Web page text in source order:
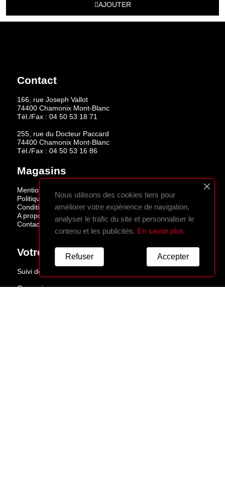
AJOUTER
Contact
166, rue Joseph Vallot
74400 Chamonix Mont-Blanc
Tél./Fax : 04 50 53 18 71
255, rue du Docteur Paccard
74400 Chamonix Mont-Blanc
Tél./Fax : 04 50 53 16 86
Magasins
Mentions légales
Politique de confidentialité
Conditions de vente
A propos
Contactez-nous
Votre Compte
Suivi de commande
Connexion
Nous utilisons des cookies tiers pour
améliorer votre expérience de navigation,
analyser le trafic du site et personnaliser le
contenu et les publicités. En savoir plus
Accepter
Refuser